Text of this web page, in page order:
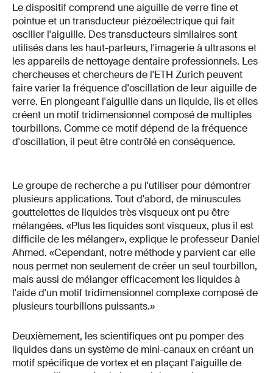
Le dispositif comprend une aiguille de verre fine et
pointue et un transducteur piézoélectrique qui fait
osciller l'aiguille. Des transducteurs similaires sont
utilisés dans les haut-parleurs, l'imagerie à ultrasons et
les appareils de nettoyage dentaire professionnels. Les
chercheuses et chercheurs de l'ETH Zurich peuvent
faire varier la fréquence d'oscillation de leur aiguille de
verre. En plongeant l'aiguille dans un liquide, ils et elles
créent un motif tridimensionnel composé de multiples
tourbillons. Comme ce motif dépend de la fréquence
d'oscillation, il peut être contrôlé en conséquence.
Le groupe de recherche a pu l'utiliser pour démontrer
plusieurs applications. Tout d'abord, de minuscules
gouttelettes de liquides très visqueux ont pu être
mélangées. «Plus les liquides sont visqueux, plus il est
difficile de les mélanger», explique le professeur Daniel
Ahmed. «Cependant, notre méthode y parvient car elle
nous permet non seulement de créer un seul tourbillon,
mais aussi de mélanger efficacement les liquides à
l'aide d'un motif tridimensionnel complexe composé de
plusieurs tourbillons puissants.»
Deuxièmement, les scientifiques ont pu pomper des
liquides dans un système de mini-canaux en créant un
motif spécifique de vortex et en plaçant l'aiguille de